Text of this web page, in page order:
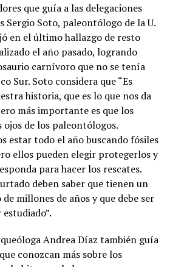
que guía a las delegaciones
Sergio Soto, paleontólogo de la U.
en el último hallazgo de resto
el año pasado, logrando
carnívoro que no se tenía
Sur. Soto considera que “Es
historia, que es lo que nos da
más importante es que los
de los paleontólogos.
estar todo el año buscando fósiles
ellos pueden elegir protegerlos y
para hacer los rescates.
deben saber que tienen un
millones de años y que debe ser
Andrea Díaz también guía
conozcan más sobre los